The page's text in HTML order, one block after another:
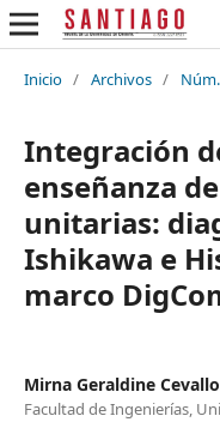
Inicio / Archivos /
Integración
enseñanza
unitarias:
Ishikawa e
marco
Mirna Geraldine
Facultad de Ingenierías,